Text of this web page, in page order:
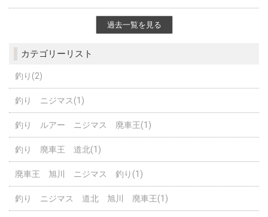
過去一覧を見る
カテゴリーリスト
釣り(2)
釣り ニジマス(1)
釣り ルアー ニジマス 廃車王(1)
釣り 廃車王 道北(1)
廃車王 旭川 ニジマス 釣り(1)
釣り ニジマス 道北 旭川 廃車王(1)